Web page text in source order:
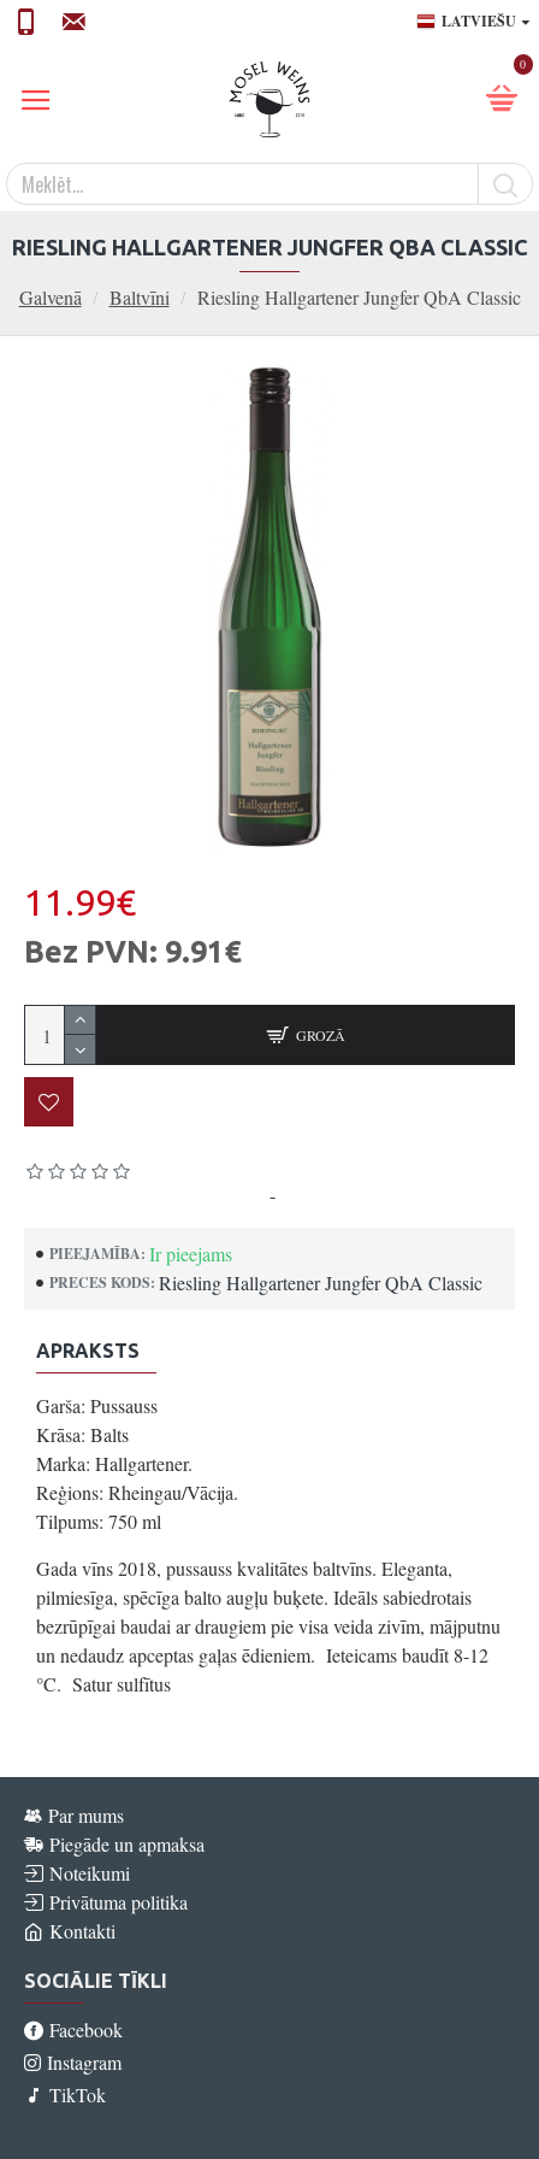
LATVIEŠU
0
Galvenā Baltvīni Riesling Hallgartener Jungfer QbA Classic
RIESLING HALLGARTENER JUNGFER QBA CLASSIC
PIEEJAMĪBA: Ir pieejams
PRECES KODS: Riesling Hallgartener Jungfer QbA Classic
-
11.99€
Bez PVN: 9.91€
GROZĀ
APRAKSTS
Garša: Pussauss
Krāsa: Balts
Marka: Hallgartener.
Reģions: Rheingau/Vācija.
Tilpums: 750 ml
Gada vīns 2018, pussauss kvalitātes baltvīns. Eleganta,
pilmiesīga, spēcīga balto augļu buķete. Ideāls sabiedrotais
bezrūpīgai baudai ar draugiem pie visa veida zivīm, mājputnu
un nedaudz apceptas gaļas ēdieniem. Ieteicams baudīt 8-12
°C. Satur sulfītus
Par mums
Piegāde un apmaksa
Noteikumi
Privātuma politika
Kontakti
SOCIĀLIE TĪKLI
Facebook
Instagram
TikTok